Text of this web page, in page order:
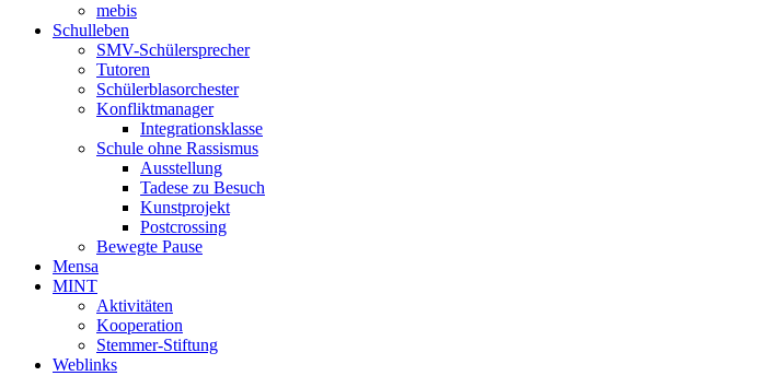
mebis
Schulleben
SMV-Schülersprecher
Tutoren
Schülerblasorchester
Konfliktmanager
Integrationsklasse
Schule ohne Rassismus
Ausstellung
Tadese zu Besuch
Kunstprojekt
Postcrossing
Bewegte Pause
Mensa
MINT
Aktivitäten
Kooperation
Stemmer-Stiftung
Weblinks